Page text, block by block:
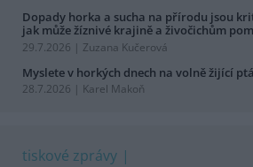
Dopady horka a sucha na přírodu jsou
jak může žíznivé krajině a živočichům
29.7.2026 | Zuzana Kučerová
Myslete v horkých dnech na volně žijící
28.7.2026 | Karel Makoň
tiskové zprávy